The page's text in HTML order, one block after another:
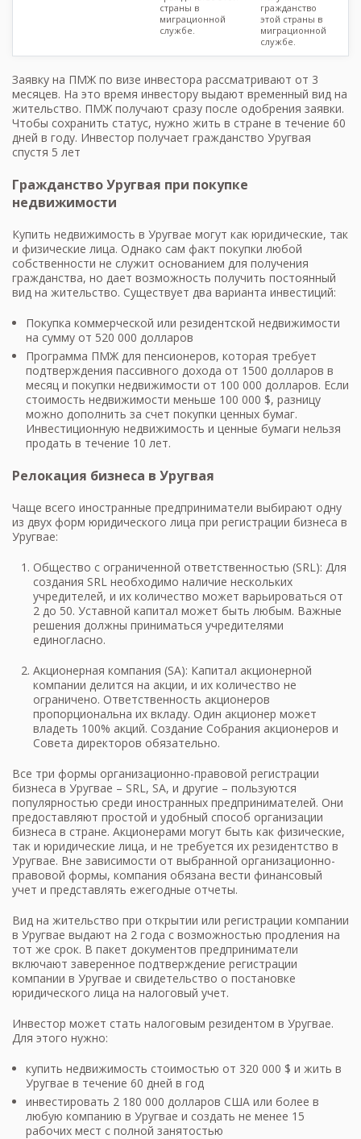
страны в
миграционной
службе.
гражданство
этой страны в
миграционной
службе.
Заявку на ПМЖ по визе инвестора рассматривают от 3
месяцев. На это время инвестору выдают временный вид на
жительство. ПМЖ получают сразу после одобрения заявки.
Чтобы сохранить статус, нужно жить в стране в течение 60
дней в году. Инвестор получает гражданство Уругвая
спустя 5 лет
Гражданство Уругвая при покупке
недвижимости
Купить недвижимость в Уругвае могут как юридические, так
и физические лица. Однако сам факт покупки любой
собственности не служит основанием для получения
гражданства, но дает возможность получить постоянный
вид на жительство. Существует два варианта инвестиций:
Покупка коммерческой или резидентской недвижимости
на сумму от 520 000 долларов
Программа ПМЖ для пенсионеров, которая требует
подтверждения пассивного дохода от 1500 долларов в
месяц и покупки недвижимости от 100 000 долларов. Если
стоимость недвижимости меньше 100 000 $, разницу
можно дополнить за счет покупки ценных бумаг.
Инвестиционную недвижимость и ценные бумаги нельзя
продать в течение 10 лет.
Релокация бизнеса в Уругвая
Чаще всего иностранные предприниматели выбирают одну
из двух форм юридического лица при регистрации бизнеса в
Уругвае:
Общество с ограниченной ответственностью (SRL): Для
создания SRL необходимо наличие нескольких
учредителей, и их количество может варьироваться от
2 до 50. Уставной капитал может быть любым. Важные
решения должны приниматься учредителями
единогласно.
Акционерная компания (SA): Капитал акционерной
компании делится на акции, и их количество не
ограничено. Ответственность акционеров
пропорциональна их вкладу. Один акционер может
владеть 100% акций. Создание Собрания акционеров и
Совета директоров обязательно.
Все три формы организационно-правовой регистрации
бизнеса в Уругвае – SRL, SA, и другие – пользуются
популярностью среди иностранных предпринимателей. Они
предоставляют простой и удобный способ организации
бизнеса в стране. Акционерами могут быть как физические,
так и юридические лица, и не требуется их резидентство в
Уругвае. Вне зависимости от выбранной организационно-
правовой формы, компания обязана вести финансовый
учет и представлять ежегодные отчеты.
Вид на жительство при открытии или регистрации компании
в Уругвае выдают на 2 года с возможностью продления на
тот же срок. В пакет документов предприниматели
включают заверенное подтверждение регистрации
компании в Уругвае и свидетельство о постановке
юридического лица на налоговый учет.
Инвестор может стать налоговым резидентом в Уругвае.
Для этого нужно:
купить недвижимость стоимостью от 320 000 $ и жить в
Уругвае в течение 60 дней в год
инвестировать 2 180 000 долларов США или более в
любую компанию в Уругвае и создать не менее 15
рабочих мест с полной занятостью